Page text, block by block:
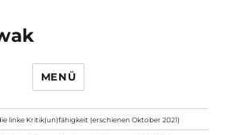
MENÜ
linke Kritik(un)fähigkeit (erschienen Oktober 2021)